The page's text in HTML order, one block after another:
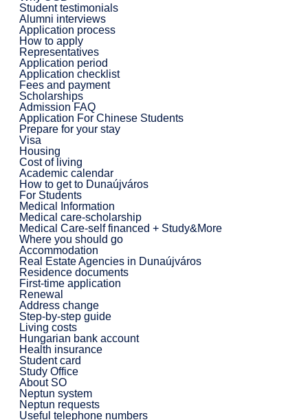
Student testimonials
Alumni interviews
Application process
How to apply
Representatives
Application period
Application checklist
Fees and payment
Scholarships
Admission FAQ
Application For Chinese Students
Prepare for your stay
Visa
Housing
Cost of living
Academic calendar
How to get to Dunaújváros
For Students
Medical Information
Medical care-scholarship
Medical Care-self financed + Study&More
Where you should go
Accommodation
Real Estate Agencies in Dunaújváros
Residence documents
First-time application
Renewal
Address change
Step-by-step guide
Living costs
Hungarian bank account
Health insurance
Student card
Study Office
About SO
Neptun system
Neptun requests
Useful telephone numbers